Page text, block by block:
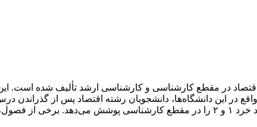
در مقطع کارشناسی و کارشناسی ارشد تألیف شده است. این
این دانشگاه‌ها، دانشجویان رشته اقتصاد پس از گذراندن درس
خرد مواجه می‌شوند. این کتاب شامل ۲۵ فصل است، که درس‌های اقتصاد خرد ۱ و ۲ را در